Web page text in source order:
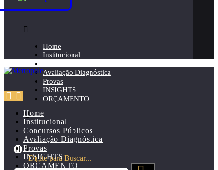
Home
Institucional
Avaliação Diagnóstica
Provas
INSIGHTS
ORÇAMENTO
Digite para Buscar...
Home
Institucional
Concursos Públicos
Avaliação Diagnóstica
Provas
INSIGHTS
ORÇAMENTO